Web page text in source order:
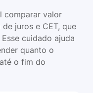
comparar valor
juros e CET, que
cuidado ajuda
quanto o
o fim do